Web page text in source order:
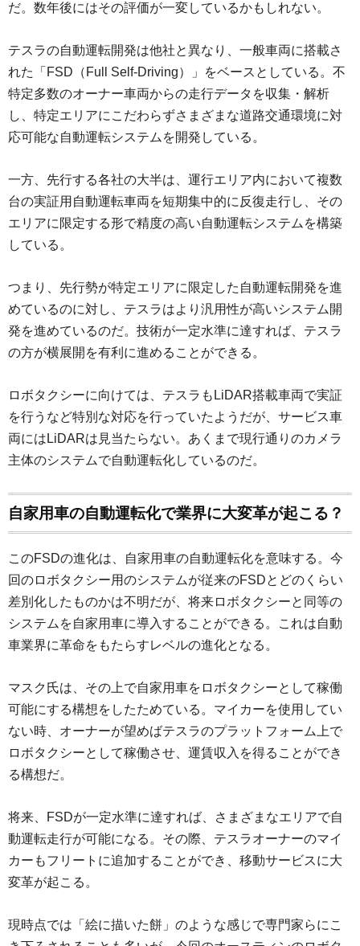
だ。数年後にはその評価が一変しているかもしれない。
テスラの自動運転開発は他社と異なり、一般車両に搭載さ
れた「FSD（Full Self-Driving）」をベースとしている。不
特定多数のオーナー車両からの走行データを収集・解析
し、特定エリアにこだわらずさまざまな道路交通環境に対
応可能な自動運転システムを開発している。
一方、先行する各社の大半は、運行エリア内において複数
台の実証用自動運転車両を短期集中的に反復走行し、その
エリアに限定する形で精度の高い自動運転システムを構築
している。
つまり、先行勢が特定エリアに限定した自動運転開発を進
めているのに対し、テスラはより汎用性が高いシステム開
発を進めているのだ。技術が一定水準に達すれば、テスラ
の方が横展開を有利に進めることができる。
ロボタクシーに向けては、テスラもLiDAR搭載車両で実証
を行うなど特別な対応を行っていたようだが、サービス車
両にはLiDARは見当たらない。あくまで現行通りのカメラ
主体のシステムで自動運転化しているのだ。
自家用車の自動運転化で業界に大変革が起こる？
このFSDの進化は、自家用車の自動運転化を意味する。今
回のロボタクシー用のシステムが従来のFSDとどのくらい
差別化したものかは不明だが、将来ロボタクシーと同等の
システムを自家用車に導入することができる。これは自動
車業界に革命をもたらすレベルの進化となる。
マスク氏は、その上で自家用車をロボタクシーとして稼働
可能にする構想をしたためている。マイカーを使用してい
ない時、オーナーが望めばテスラのプラットフォーム上で
ロボタクシーとして稼働させ、運賃収入を得ることができ
る構想だ。
将来、FSDが一定水準に達すれば、さまざまなエリアで自
動運転走行が可能になる。その際、テスラオーナーのマイ
カーもフリートに追加することができ、移動サービスに大
変革が起こる。
現時点では「絵に描いた餅」のような感じで専門家らにこ